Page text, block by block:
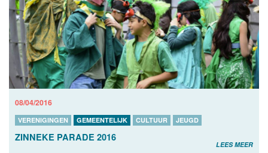
08/04/2016
VERENIGINGEN GEMEENTELIJK CULTUUR JEUGD
ZINNEKE PARADE 2016
LEES MEER